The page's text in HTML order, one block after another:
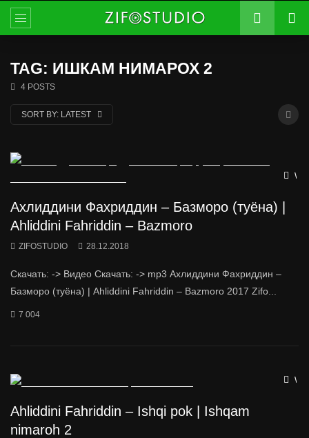
TAG: ИШКАМ НИМАРОХ 2
4 POSTS
SORT BY: LATEST
Ахлиддини Фахриддин – Базморо (туёна) |
Ahliddini Fahriddin – Bazmoro
ZIFOSTUDIO 28.12.2018
Скачать: -> Видео Скачать: -> mp3 Ахлиддини Фахриддин –
Базморо (туёна) | Ahliddini Fahriddin – Bazmoro 2017 Zifo...
7 004
Ahliddini Fahriddin – Ishqi pok | Ishqam
nimaroh 2